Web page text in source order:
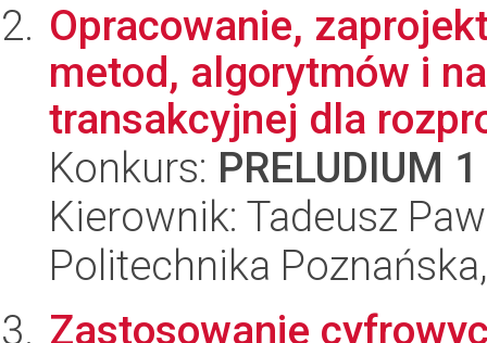
Opracowanie,
metod, algorytmów i
transakcyjnej dla
Konkurs: PRELUDIUM 1
Kierownik: Tadeusz
Politechnika
Zastosowanie